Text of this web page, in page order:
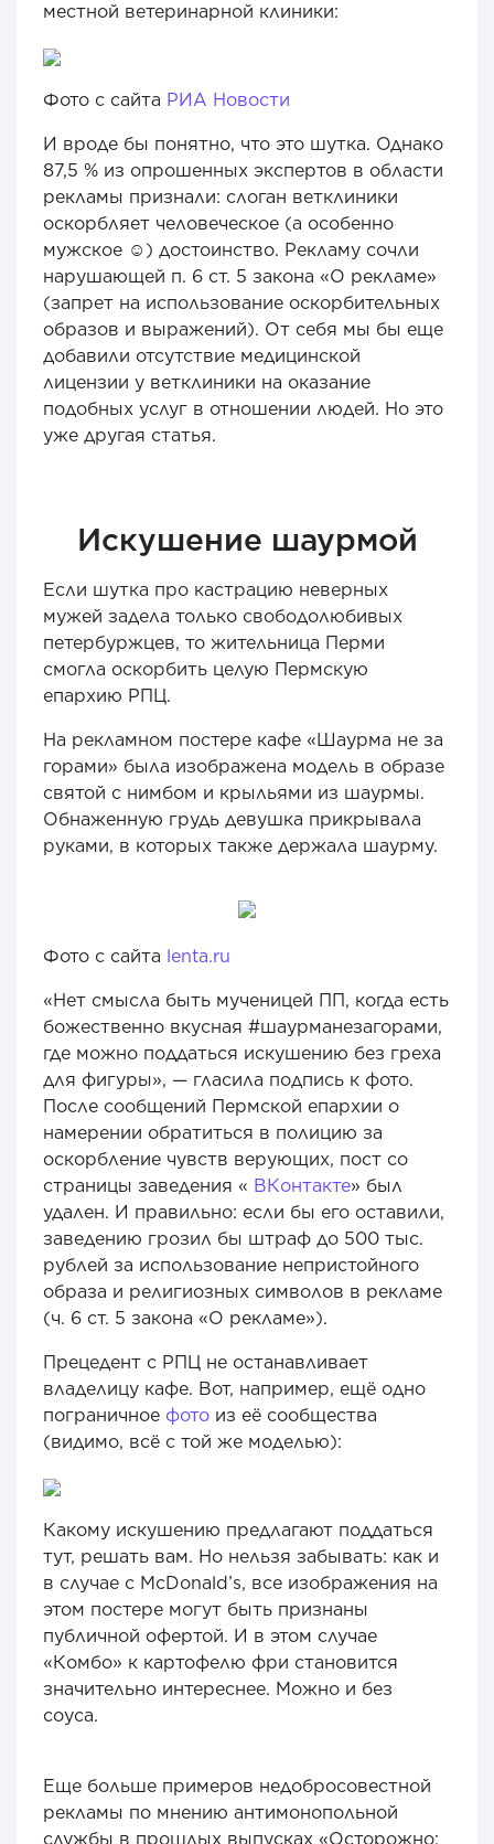
местной ветеринарной клиники:
Фото с сайта РИА Новости
И вроде бы понятно, что это шутка. Однако
87,5 % из опрошенных экспертов в области
рекламы признали: слоган ветклиники
оскорбляет человеческое (а особенно
мужское ☺) достоинство. Рекламу сочли
нарушающей п. 6 ст. 5 закона «О рекламе»
(запрет на использование оскорбительных
образов и выражений). От себя мы бы еще
добавили отсутствие медицинской
лицензии у ветклиники на оказание
подобных услуг в отношении людей. Но это
уже другая статья.
Искушение шаурмой
Если шутка про кастрацию неверных
мужей задела только свободолюбивых
петербуржцев, то жительница Перми
смогла оскорбить целую Пермскую
епархию РПЦ.
На рекламном постере кафе «Шаурма не за
горами» была изображена модель в образе
святой с нимбом и крыльями из шаурмы.
Обнаженную грудь девушка прикрывала
руками, в которых также держала шаурму.
Фото с сайта lenta.ru
«Нет смысла быть мученицей ПП, когда есть
божественно вкусная #шаурманезагорами,
где можно поддаться искушению без греха
для фигуры», — гласила подпись к фото.
После сообщений Пермской епархии о
намерении обратиться в полицию за
оскорбление чувств верующих, пост со
страницы заведения « ВКонтакте» был
удален. И правильно: если бы его оставили,
заведению грозил бы штраф до 500 тыс.
рублей за использование непристойного
образа и религиозных символов в рекламе
(ч. 6 ст. 5 закона «О рекламе»).
Прецедент с РПЦ не останавливает
владелицу кафе. Вот, например, ещё одно
пограничное фото из её сообщества
(видимо, всё с той же моделью):
Какому искушению предлагают поддаться
тут, решать вам. Но нельзя забывать: как и
в случае с McDonald’s, все изображения на
этом постере могут быть признаны
публичной офертой. И в этом случае
«Комбо» к картофелю фри становится
значительно интереснее. Можно и без
соуса.
Еще больше примеров недобросовестной
рекламы по мнению антимонопольной
службы в прошлых выпусках «Осторожно: